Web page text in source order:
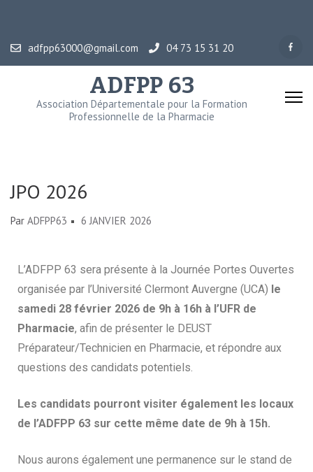
adfpp63000@gmail.com 04 73 15 31 20
ADFPP 63
Association Départementale pour la Formation
Professionnelle de la Pharmacie
JPO 2026
Par ADFPP63 6 JANVIER 2026
L’ADFPP 63 sera présente à la Journée Portes Ouvertes
organisée par l’Université Clermont Auvergne (UCA) le
samedi 28 février 2026 de 9h à 16h à l’UFR de
Pharmacie, afin de présenter le DEUST
Préparateur/Technicien en Pharmacie, et répondre aux
questions des candidats potentiels.
Les candidats pourront visiter également les locaux
de l’ADFPP 63 sur cette même date de 9h à 15h.
Nous aurons également une permanence sur le stand de